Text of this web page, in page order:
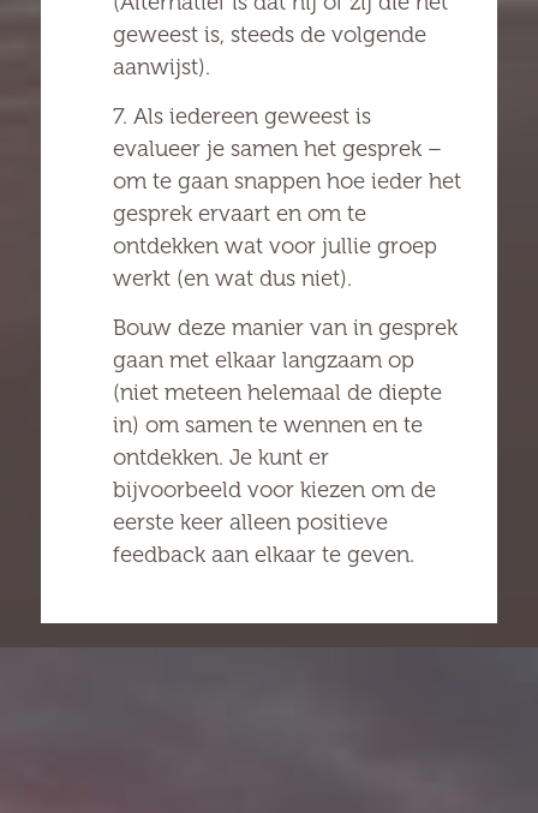
geweest is, steeds de volgende
aanwijst).
7. Als iedereen geweest is
evalueer je samen het gesprek –
om te gaan snappen hoe ieder het
gesprek ervaart en om te
ontdekken wat voor jullie groep
werkt (en wat dus niet).
Bouw deze manier van in gesprek
gaan met elkaar langzaam op
(niet meteen helemaal de diepte
in) om samen te wennen en te
ontdekken. Je kunt er
bijvoorbeeld voor kiezen om de
eerste keer alleen positieve
feedback aan elkaar te geven.